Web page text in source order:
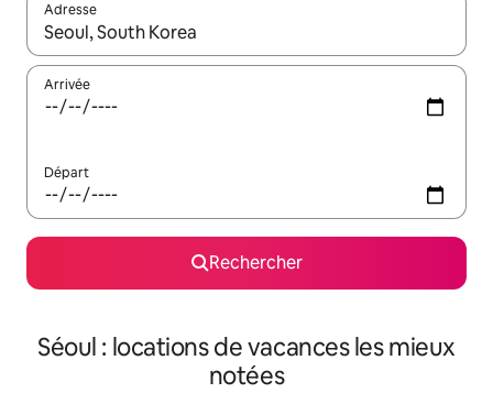
Adresse
Lorsque les résultats s'affichent, utilisez les flèches vers le
Arrivée
Départ
Rechercher
Séoul : locations de vacances les mieux
notées